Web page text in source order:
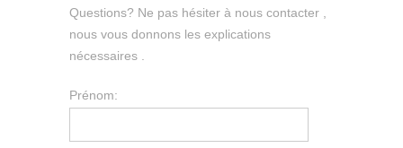
Questions? Ne pas hésiter à nous contacter ,
nous vous donnons les explications
nécessaires .
Prénom: